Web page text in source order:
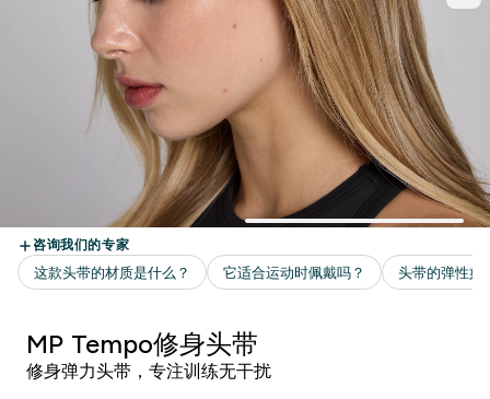
MP Tempo修身头带
修身弹力头带，专注训练无干扰